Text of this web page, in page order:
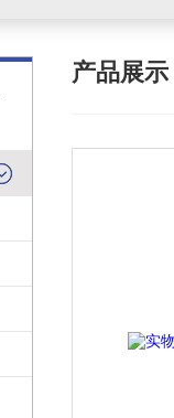
产品展示